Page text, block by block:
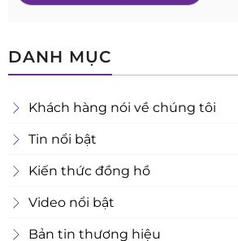
DANH MỤC
Khách hàng nói về chúng tôi
Tin nổi bật
Kiến thức đồng hồ
Video nổi bật
Bản tin thương hiệu